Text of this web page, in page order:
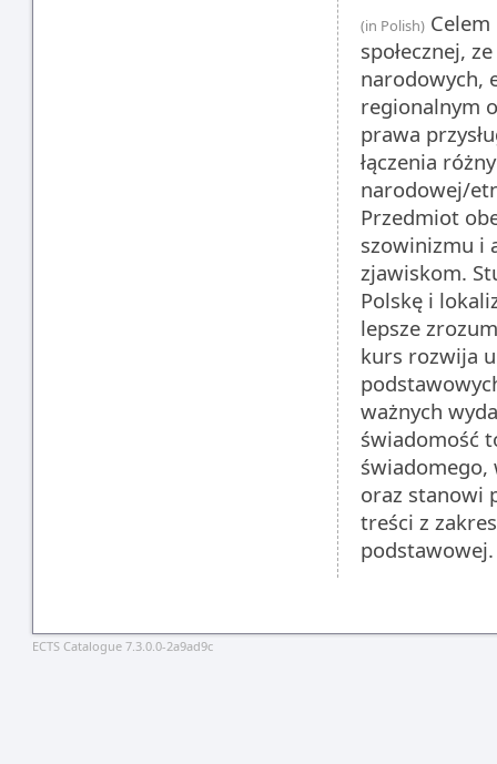
(in Polish)
społecznej,
narodowych,
regionalnym
prawa
łączenia
narodowej/
Przedmiot
szowinizmu i
zjawiskom.
Polskę i
lepsze
kurs rozwija
ważnych
świadomość
świadomego,
oraz stanowi
treści z
podstawowej.
ECTS Catalogue 7.3.0.0-2a9ad9c